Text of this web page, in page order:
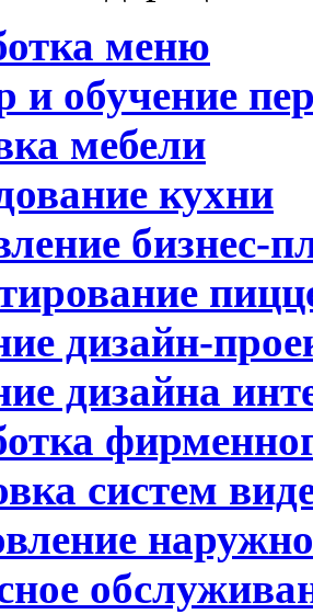
меню
и обучение
мебели
кухни
бизнес-
дизайн-
дизайна
систем